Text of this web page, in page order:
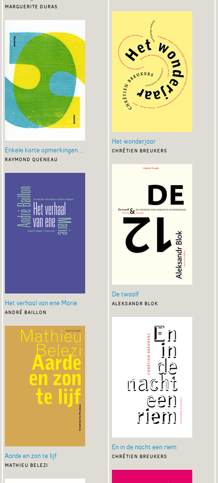
marguerite duras
Enkele korte opmerkingen...
raymond queneau
Het verhaal van ene Marie
andré baillon
Aarde en zon te lijf
mathieu belezi
Het wonderjaar
chrétien breukers
De twaalf
aleksandr blok
En in de nacht een riem
chrétien breukers